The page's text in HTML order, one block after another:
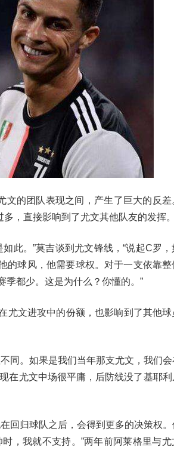
的团队表现之间，产生了巨大的反差
，直接影响到了尤文其他队友的发挥
此。”莫吉谈到尤文锋线，“说起C罗
的球风，他需要球权。对于一支依靠
季都少。这是为什么？你懂的。”
尤文进攻中的份额，也影响到了其他
同。如果是我们当年那支尤文，我们
在尤文中场很平庸，后防线没了基耶
回归球队之后，会得到更多的决策权
，我就不支持。”两年前阿莱格里与